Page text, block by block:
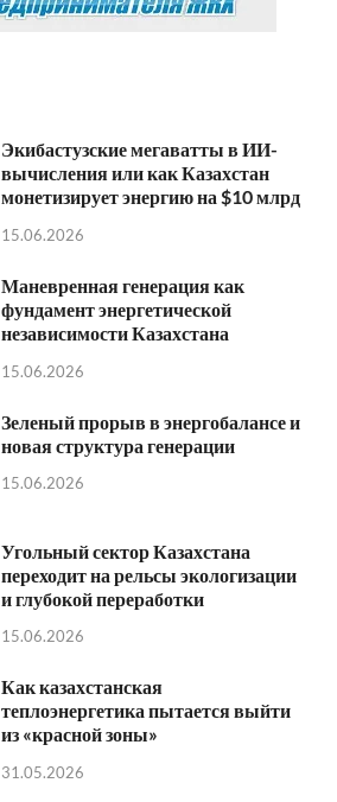
Экибастузские мегаватты в ИИ-
вычисления или как Казахстан
монетизирует энергию на $10 млрд
15.06.2026
Маневренная генерация как
фундамент энергетической
независимости Казахстана
15.06.2026
Зеленый прорыв в энергобалансе и
новая структура генерации
15.06.2026
Угольный сектор Казахстана
переходит на рельсы экологизации
и глубокой переработки
15.06.2026
Как казахстанская
теплоэнергетика пытается выйти
из «красной зоны»
31.05.2026